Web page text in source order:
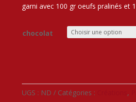
garni avec 100 gr oeufs pralinés et
chocolat
l
tUGS : ND Catégories : ,